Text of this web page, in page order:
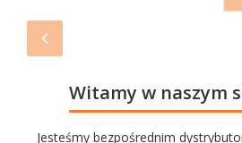
Witamy w naszym
Jesteśmy bezpośrednim